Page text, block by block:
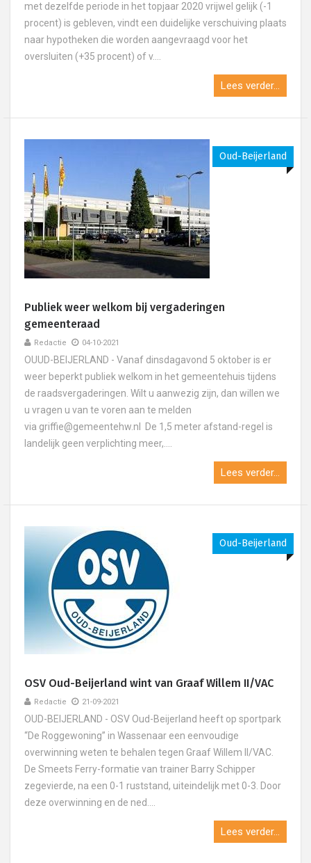
met dezelfde periode in het topjaar 2020 vrijwel gelijk (-1
procent) is gebleven, vindt een duidelijke verschuiving plaats
naar hypotheken die worden aangevraagd voor het
oversluiten (+35 procent) of v....
Lees verder...
Oud-Beijerland
Publiek weer welkom bij vergaderingen
gemeenteraad
Redactie 04-10-2021
OUUD-BEIJERLAND - Vanaf dinsdagavond 5 oktober is er
weer beperkt publiek welkom in het gemeentehuis tijdens
de raadsvergaderingen. Wilt u aanwezig zijn, dan willen we
u vragen u van te voren aan te melden
via griffie@gemeentehw.nl De 1,5 meter afstand-regel is
landelijk geen verplichting meer,....
Lees verder...
Oud-Beijerland
OSV Oud-Beijerland wint van Graaf Willem II/VAC
Redactie 21-09-2021
OUD-BEIJERLAND - OSV Oud-Beijerland heeft op sportpark
“De Roggewoning” in Wassenaar een eenvoudige
overwinning weten te behalen tegen Graaf Willem II/VAC.
De Smeets Ferry-formatie van trainer Barry Schipper
zegevierde, na een 0-1 ruststand, uiteindelijk met 0-3. Door
deze overwinning en de ned....
Lees verder...